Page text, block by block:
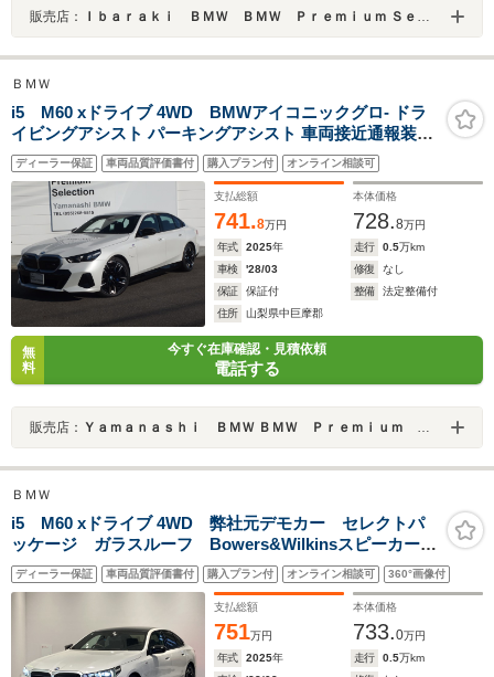
販売店： Ｉｂａｒａｋｉ ＢＭＷ ＢＭＷ Ｐｒｅｍｉｕｍ Ｓｅｌｅｃｔｉｏｎ 土浦／（株）モトーレンレピオ
ＢＭＷ
i5 M60 xドライブ 4WD BMWアイコニックグロ- ドラ
イビングアシスト パーキングアシスト 車両接近通報装置
アダプティブLEDヘッドライト コーナーリングライト ハ
イビームアシスタント ハーマンカードンスピーカー
20AW 地デジテレビ
ディーラー保証 車両品質評価書付 購入プラン付 オンライン相談可
支払総額
741.8万円
本体価格
728.8万円
年式
2025年 走行 0.5万km
車検
'28/03 修復
なし
保証
保証付 整備
法定整備付
住所
山梨県中巨摩郡
無
料
今すぐ在庫確認・見積依頼
電話する
販売店： Ｙａｍａｎａｓｈｉ ＢＭＷ ＢＭＷ Ｐｒｅｍｉｕｍ Ｓｅｌｅｃｔｉｏｎ 山梨
ＢＭＷ
i5 M60 xドライブ 4WD 弊社元デモカー セレクトパ
ッケージ ガラスルーフ Bowers&Wilkinsスピーカー
ブラックルーフ カーボントリム Mスポーツサス
PRO ヘッドアップディスプレイ カーブドディスプレ
ディーラー保証 車両品質評価書付 購入プラン付 オンライン相談可 360°画像付
支払総額
751万円
本体価格
733.0万円
年式
2025年 走行 0.5万km